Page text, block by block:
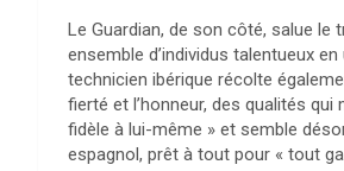
Le Guardian, de son côté, salue le
ensemble d’individus talentueux
technicien ibérique récolte
fierté et l’honneur, des qualités qui
fidèle à lui-même » et semble
espagnol, prêt à tout pour « tout